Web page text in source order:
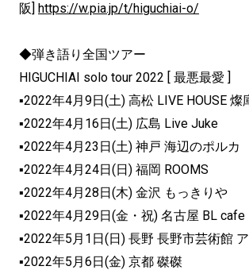
阪] https://w.pia.jp/t/higuchiai-o/
◆弾き語り全国ツアー
HIGUCHIAI solo tour 2022 [ 最悪最愛 ]
▪2022年4月9日(土) 高松 LIVE HOUSE 燦
▪2022年4月16日(土) 広島 Live Juke
▪2022年4月23日(土) 神戸 海辺のポルカ
▪2022年4月24日(日) 福岡 ROOMS
▪2022年4月28日(木) 金沢 もっきりや
▪2022年4月29日(金・祝) 名古屋 BL cafe
▪2022年5月1日(日) 長野 長野市芸術館
▪2022年5月6日(金) 京都 磔磔